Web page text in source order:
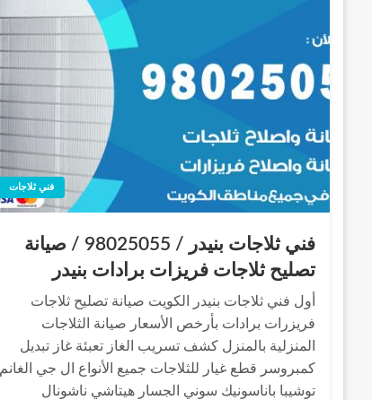
فني ثلاجات
فني ثلاجات بنيدر / 98025055 / صيانة
تصليح ثلاجات فريزات برادات بنيدر
أول فني ثلاجات بنيدر الكويت صيانة تصليح ثلاجات
فريزرات برادات بأرخص الأسعار صيانة الثلاجات
المنزلية بالمنزل كشف تسريب الغاز تعبئة غاز تبديل
كمبروسر قطع غيار للثلاجات جميع الأنواع ال جي الغانم
توشيبا باناسونيك سوني الجسار هيتاشي ناشونال